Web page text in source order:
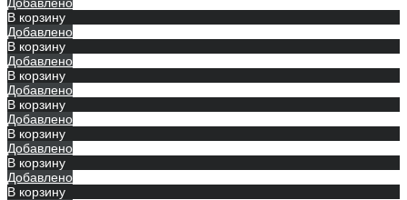
В корзину
Добавлено
В корзину
Добавлено
В корзину
Добавлено
В корзину
Добавлено
В корзину
Добавлено
В корзину
Добавлено
В корзину